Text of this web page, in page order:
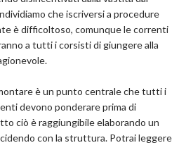
che iscriversi a procedure
è difficoltoso, comunque le correnti
a tutti i corsisti di giungere alla
è un punto centrale che tutti i
devono ponderare prima di
ciò è raggiungibile elaborando un
con la struttura. Potrai leggere